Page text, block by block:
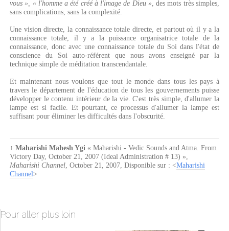
vous », « l'homme a été créé à l'image de Dieu », des mots très simples,
sans complications, sans la complexité.
Une vision directe, la connaissance totale directe, et partout où il y a la
connaissance totale, il y a la puissance organisatrice totale de la
connaissance, donc avec une connaissance totale du Soi dans l'état de
conscience du Soi auto-référent que nous avons enseigné par la
technique simple de méditation transcendantale.
Et maintenant nous voulons que tout le monde dans tous les pays à
travers le département de l'éducation de tous les gouvernements puisse
développer le contenu intérieur de la vie. C'est très simple, d'allumer la
lampe est si facile. Et pourtant, ce processus d'allumer la lampe est
suffisant pour éliminer les difficultés dans l'obscurité.
↑ Maharishi Mahesh Ygi « Maharishi - Vedic Sounds and Atma. From
Victory Day, October 21, 2007 (Ideal Administration # 13) »,
Maharishi Channel, October 21, 2007, Disponible sur : <Maharishi
Channel>
Pour aller plus loin